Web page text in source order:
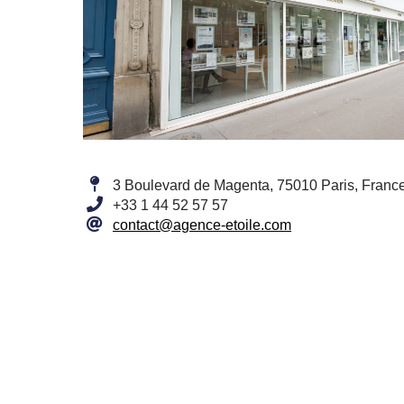
3 Boulevard de Magenta, 75010 Paris,
+33 1 44 52 57 57
contact@agence-etoile.com